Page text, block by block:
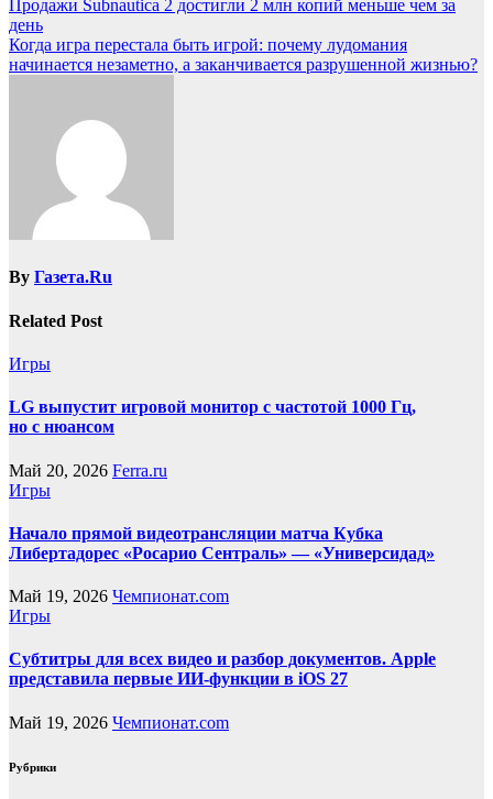
Продажи Subnautica 2 достигли 2 млн копий меньше чем за
день
Когда игра перестала быть игрой: почему лудомания
начинается незаметно, а заканчивается разрушенной жизнью?
By Газета.Ru
Related Post
Игры
LG выпустит игровой монитор с частотой 1000 Гц,
но с нюансом
Май 20, 2026 Ferra.ru
Игры
Начало прямой видеотрансляции матча Кубка
Либертадорес «Росарио Сентраль» — «Универсидад»
Май 19, 2026 Чемпионат.com
Игры
Субтитры для всех видео и разбор документов. Apple
представила первые ИИ-функции в iOS 27
Май 19, 2026 Чемпионат.com
Рубрики